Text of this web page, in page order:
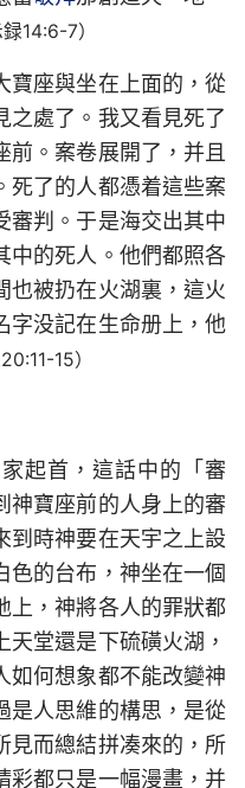
録14:6-7）
寶座與坐在上面的，從
之處了。我又看見死了
前。案卷展開了，并且
死了的人都憑着這些案
審判。于是海交出其中
中的死人。他們都照各
也被扔在火湖裏，這火
字没記在生命册上，他
15）
起首，這話中的「審
神寶座前的人身上的審
到時神要在天宇之上設
色的台布，神坐在一個
上，神將各人的罪狀都
堂還是下硫磺火湖，
如何想象都不能改變神
是人思維的構思，是從
見而總結拼凑來的，所
彩都只是一幅漫畫，并